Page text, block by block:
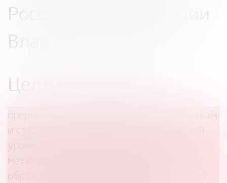
Российской Федерации
Владимира Путина.
Цели Олимпиады
предоставления возможностей школьникам
и студентам проявлять индивидуальный
уровень достижения личностных,
метапредметных и предметных
образовательных результатов в областях